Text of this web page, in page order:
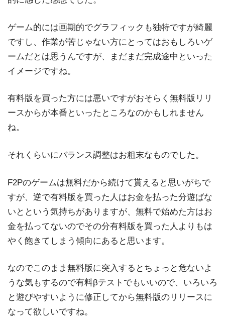
ゲーム的には画期的でグラフィックも独特ですが綺麗
ですし、作業が苦じゃない方にとってはおもしろいゲ
ームだとは思うんですが、まだまだ完成途中といった
イメージですね。
有料版を買った方には悪いですがおそらく無料版リリ
ースからが本番といったところなのかもしれません
ね。
それくらいにバランス調整はお粗末なものでした。
F2Pのゲームは無料だから続けて貰えると思いがちで
すが、逆で有料版を買った人はお金を払った分遊ばな
いとという気持ちがありますが、無料で始めた方はお
金を払ってないのでその分有料版を買った人よりもは
やく飽きてしまう傾向にあると思います。
なのでこのまま無料版に突入するとちょっと危ないよ
うな気もするので有料βテストでもいいので、いろいろ
と遊びやすいように修正してから無料版のリリースに
なって欲しいですね。